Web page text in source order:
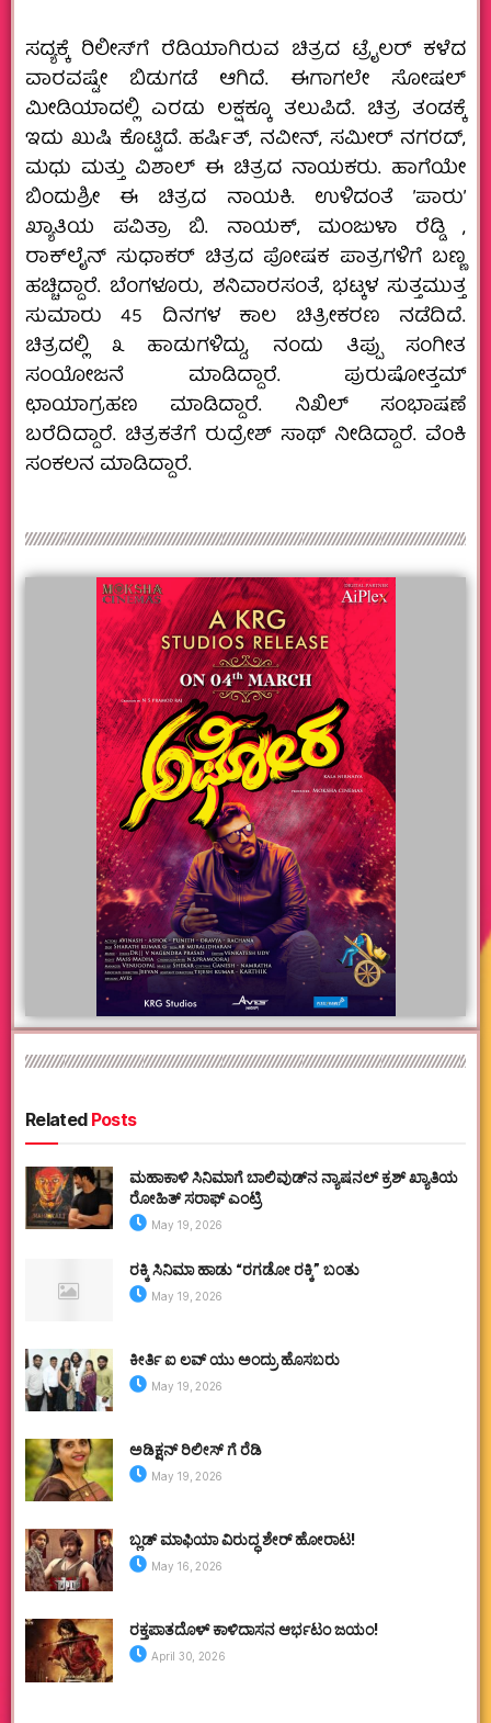
ಸದ್ಯಕ್ಕೆ ರಿಲೀಸ್‌ಗೆ ರೆಡಿಯಾಗಿರುವ ಚಿತ್ರದ ಟ್ರೈಲರ್‌ ಕಳೆದ
ವಾರವಷ್ಟೇ ಬಿಡುಗಡೆ ಆಗಿದೆ. ಈಗಾಗಲೇ ಸೋಷಲ್‌
ಮೀಡಿಯಾದಲ್ಲಿ ಎರಡು ಲಕ್ಷಕ್ಕೂ ತಲುಪಿದೆ. ಚಿತ್ರ ತಂಡಕ್ಕೆ
ಇದು ಖುಷಿ ಕೊಟ್ಟಿದೆ. ಹರ್ಷಿತ್, ನವೀನ್, ಸಮೀರ್ ನಗರದ್,
ಮಧು ಮತ್ತು ವಿಶಾಲ್ ಈ ಚಿತ್ರದ ನಾಯಕರು. ಹಾಗೆಯೇ
ಬಿಂದುಶ್ರೀ ಈ ಚಿತ್ರದ ನಾಯಕಿ. ಉಳಿದಂತೆ ʼಪಾರುʼ
ಖ್ಯಾತಿಯ ಪವಿತ್ರಾ ಬಿ. ನಾಯಕ್‌, ಮಂಜುಳಾ ರೆಡ್ಡಿ ,
ರಾಕ್‌ಲೈನ್‌ ಸುಧಾಕರ್‌ ಚಿತ್ರದ ಪೋಷಕ ಪಾತ್ರಗಳಿಗೆ ಬಣ್ಣ
ಹಚ್ಚಿದ್ದಾರೆ. ಬೆಂಗಳೂರು, ಶನಿವಾರಸಂತೆ, ಭಟ್ಕಳ ಸುತ್ತಮುತ್ತ
ಸುಮಾರು 45 ದಿನಗಳ ಕಾಲ ಚಿತ್ರೀಕರಣ ನಡೆದಿದೆ.
ಚಿತ್ರದಲ್ಲಿ ೩ ಹಾಡುಗಳಿದ್ದು, ನಂದು ತಿಪ್ಪು ಸಂಗೀತ
ಸಂಯೋಜನೆ ಮಾಡಿದ್ದಾರೆ. ಪುರುಷೋತ್ತಮ್‌
ಛಾಯಾಗ್ರಹಣ ಮಾಡಿದ್ದಾರೆ. ನಿಖಿಲ್‌ ಸಂಭಾಷಣೆ
ಬರೆದಿದ್ದಾರೆ. ಚಿತ್ರಕತೆಗೆ ರುದ್ರೇಶ್‌ ಸಾಥ್‌ ನೀಡಿದ್ದಾರೆ. ವೆಂಕಿ
ಸಂಕಲನ ಮಾಡಿದ್ದಾರೆ.
RelatedPosts
ಮಹಾಕಾಳಿ ಸಿನಿಮಾಗೆ ಬಾಲಿವುಡ್‌ನ ನ್ಯಾಷನಲ್ ಕ್ರಶ್ ಖ್ಯಾತಿಯ
ರೋಹಿತ್ ಸರಾಫ್ ಎಂಟ್ರಿ
May 19, 2026
ರಕ್ಕಿ ಸಿನಿಮಾ ಹಾಡು “ರಗಡೋ ರಕ್ಕಿ” ಬಂತು
May 19, 2026
ಕೀರ್ತಿ ಐ ಲವ್ ಯು ಅಂದ್ರು ಹೊಸಬರು
May 19, 2026
ಅಡಿಕ್ಷನ್ ರಿಲೀಸ್ ಗೆ ರೆಡಿ
May 19, 2026
ಬ್ಲಡ್ ಮಾಫಿಯಾ ವಿರುದ್ಧ ಶೇರ್ ಹೋರಾಟ!
May 16, 2026
ರಕ್ತಪಾತದೊಳ್ ಕಾಳಿದಾಸನ ಆರ್ಭಟಂ ಜಯಂ!
April 30, 2026